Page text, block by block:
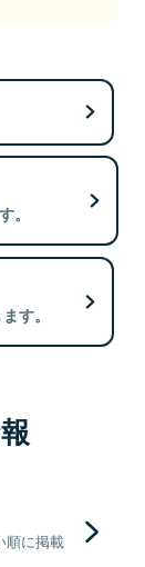
。
す。
順に掲載